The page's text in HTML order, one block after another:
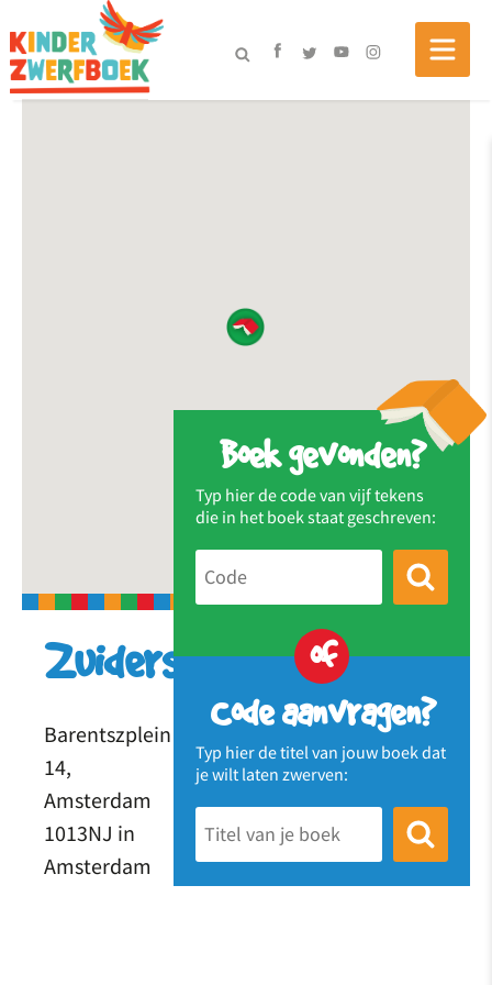
Boek gevonden?
Typ hier de code van vijf tekens
die in het boek staat geschreven:
of
Code aanvragen?
Typ hier de titel van jouw boek dat
je wilt laten zwerven:
Zuiderspeeltuin
Barentszplein
14,
Amsterdam
1013NJ in
Amsterdam